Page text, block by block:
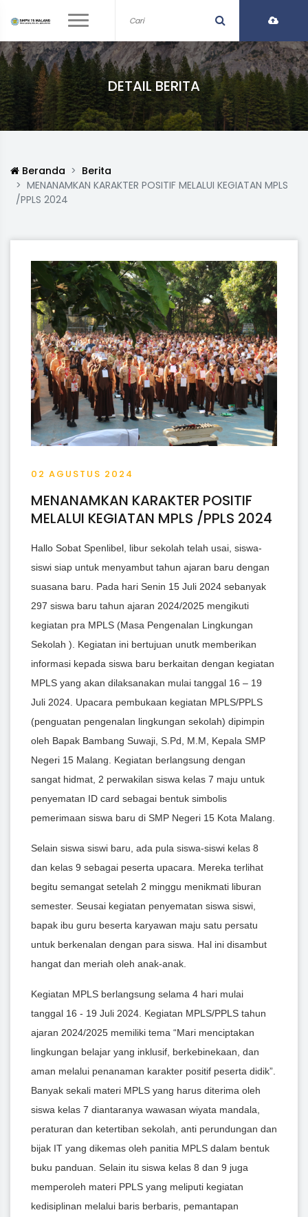
DETAIL BERITA
Beranda
Berita
MENANAMKAN KARAKTER POSITIF MELALUI KEGIATAN MPLS
/PPLS 2024
02 AGUSTUS 2024
MENANAMKAN KARAKTER POSITIF
MELALUI KEGIATAN MPLS /PPLS 2024
Hallo Sobat Spenlibel, libur sekolah telah usai, siswa-
siswi siap untuk menyambut tahun ajaran baru dengan
suasana baru. Pada hari Senin 15 Juli 2024 sebanyak
297 siswa baru tahun ajaran 2024/2025 mengikuti
kegiatan pra MPLS (Masa Pengenalan Lingkungan
Sekolah ). Kegiatan ini bertujuan unutk memberikan
informasi kepada siswa baru berkaitan dengan kegiatan
MPLS yang akan dilaksanakan mulai tanggal 16 – 19
Juli 2024. Upacara pembukaan kegiatan MPLS/PPLS
(penguatan pengenalan lingkungan sekolah) dipimpin
oleh Bapak Bambang Suwaji, S.Pd, M.M, Kepala SMP
Negeri 15 Malang. Kegiatan berlangsung dengan
sangat hidmat, 2 perwakilan siswa kelas 7 maju untuk
penyematan ID card sebagai bentuk simbolis
pemerimaan siswa baru di SMP Negeri 15 Kota Malang.
Selain siswa siswi baru, ada pula siswa-siswi kelas 8
dan kelas 9 sebagai peserta upacara. Mereka terlihat
begitu semangat setelah 2 minggu menikmati liburan
semester. Seusai kegiatan penyematan siswa siswi,
bapak ibu guru beserta karyawan maju satu persatu
untuk berkenalan dengan para siswa. Hal ini disambut
hangat dan meriah oleh anak-anak.
Kegiatan MPLS berlangsung selama 4 hari mulai
tanggal 16 - 19 Juli 2024. Kegiatan MPLS/PPLS tahun
ajaran 2024/2025 memiliki tema “Mari menciptakan
lingkungan belajar yang inklusif, berkebinekaan, dan
aman melalui penanaman karakter positif peserta didik”.
Banyak sekali materi MPLS yang harus diterima oleh
siswa kelas 7 diantaranya wawasan wiyata mandala,
peraturan dan ketertiban sekolah, anti perundungan dan
bijak IT yang dikemas oleh panitia MPLS dalam bentuk
buku panduan. Selain itu siswa kelas 8 dan 9 juga
memperoleh materi PPLS yang meliputi kegiatan
kedisiplinan melalui baris berbaris, pemantapan